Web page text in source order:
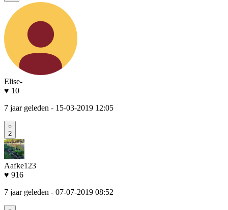
Elise-
♥ 10
7 jaar geleden - 15-03-2019 12:05
2
Aafke123
♥ 916
7 jaar geleden - 07-07-2019 08:52